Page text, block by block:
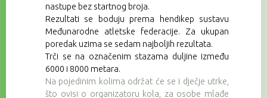
nastupe bez startnog broja.
Rezultati se boduju prema hendikep sustavu
Međunarodne atletske federacije. Za ukupan
poredak uzima se sedam najboljih rezultata.
Trči se na označenim stazama duljine između
6000 i 8000 metara.
Na pojedinim kolima održat će se i dječje utrke,
što ovisi o organizatoru kola, za osobe mlađe